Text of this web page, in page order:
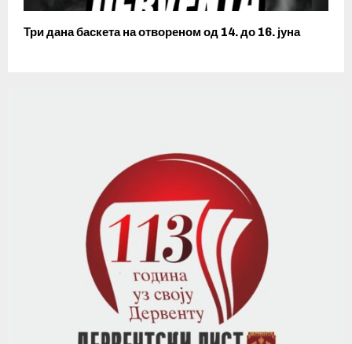
Три дана баскета на отвореном од 14. до 16. јуна